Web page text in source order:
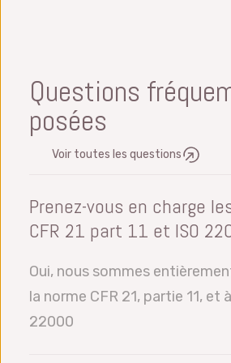
Questions
posées
Voir toutes les questions
Prenez-vous en charge
CFR 21 part 11 et ISO
Oui, nous sommes
la norme CFR 21, partie 11, et
22000